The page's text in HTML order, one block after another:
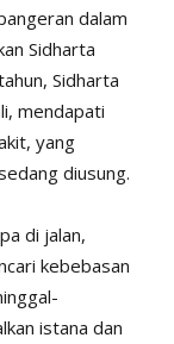
dalam
Sidharta
Sidharta
mendapati
yang
diusung.
di jalan,
kebebasan
istana dan